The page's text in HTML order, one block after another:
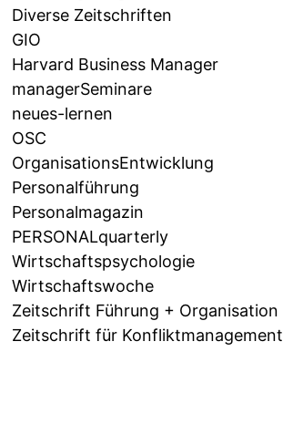
Diverse Zeitschriften
GIO
Harvard Business Manager
managerSeminare
neues-lernen
OSC
OrganisationsEntwicklung
Personalführung
Personalmagazin
PERSONALquarterly
Wirtschaftspsychologie
Wirtschaftswoche
Zeitschrift Führung + Organisation
Zeitschrift für Konfliktmanagement